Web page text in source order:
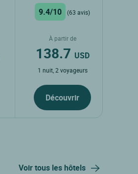
9.4/10 (63 avis)
À partir de
138.7 USD
1 nuit, 2 voyageurs
Découvrir
Voir tous les hôtels